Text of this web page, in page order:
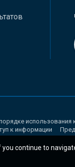
к информации
continue to